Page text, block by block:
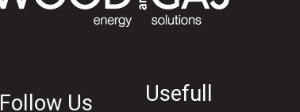
Follow Us Usefull